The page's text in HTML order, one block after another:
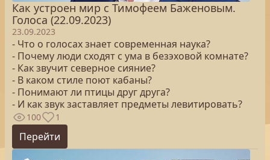
Как устроен мир с Тимофеем Баженовым.
Голоса (22.09.2023)
23.09.2023
- Что о голосах знает современная наука?
- Почему люди сходят с ума в безэховой комнате?
- Как звучит северное сияние?
- В каком стиле поют кабаны?
- Понимают ли птицы друг друга?
- И как звук заставляет предметы левитировать?
100 1
Перейти